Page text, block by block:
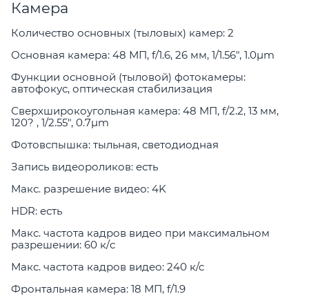
Камера
Количество основных (тыловых) камер: 2
Основная камера: 48 МП, f/1.6, 26 мм, 1/1.56", 1.0µm
Функции основной (тыловой) фотокамеры:
автофокус, оптическая стабилизация
Сверхширокоугольная камера: 48 МП, f/2.2, 13 мм,
120? , 1/2.55", 0.7µm
Фотовспышка: тыльная, светодиодная
Запись видеороликов: есть
Макс. разрешение видео: 4K
HDR: есть
Макс. частота кадров видео при максимальном
разрешении: 60 к/c
Макс. частота кадров видео: 240 к/с
Фронтальная камера: 18 МП, f/1.9